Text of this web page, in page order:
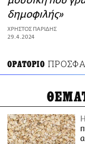
ΑΜΠΑ
PRINT
δημοφιλής»
ΧΡΗΣΤΟΣ ΠΑΡΙΔΗΣ
29.4.2024
ΟΡΑΤΟΡΙΟ